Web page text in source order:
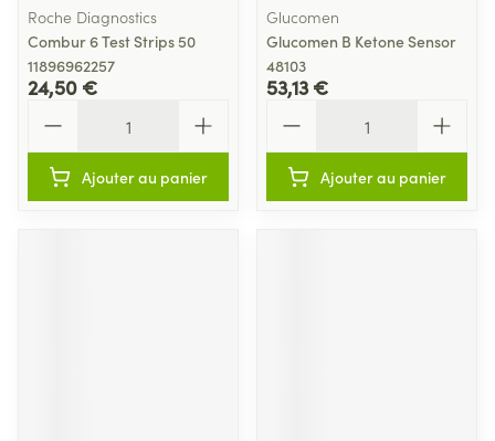
Roche Diagnostics
Combur 6 Test Strips 50
11896962257
24,50 €
Ajouter au panier
Glucomen
Glucomen B Ketone Sensor
48103
53,13 €
Ajouter au panier